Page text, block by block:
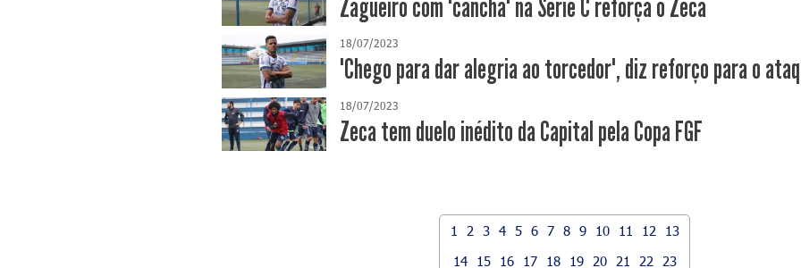
Zagueiro com "cancha" na Série C reforça o Zeca
18/07/2023
"Chego para dar alegria ao torcedor", diz reforço para o
18/07/2023
Zeca tem duelo inédito da Capital pela Copa FGF
1 2 3 4 5 6 7 8 9 10 11 12
13
14
15 16 17 18 19 20 21 22
23